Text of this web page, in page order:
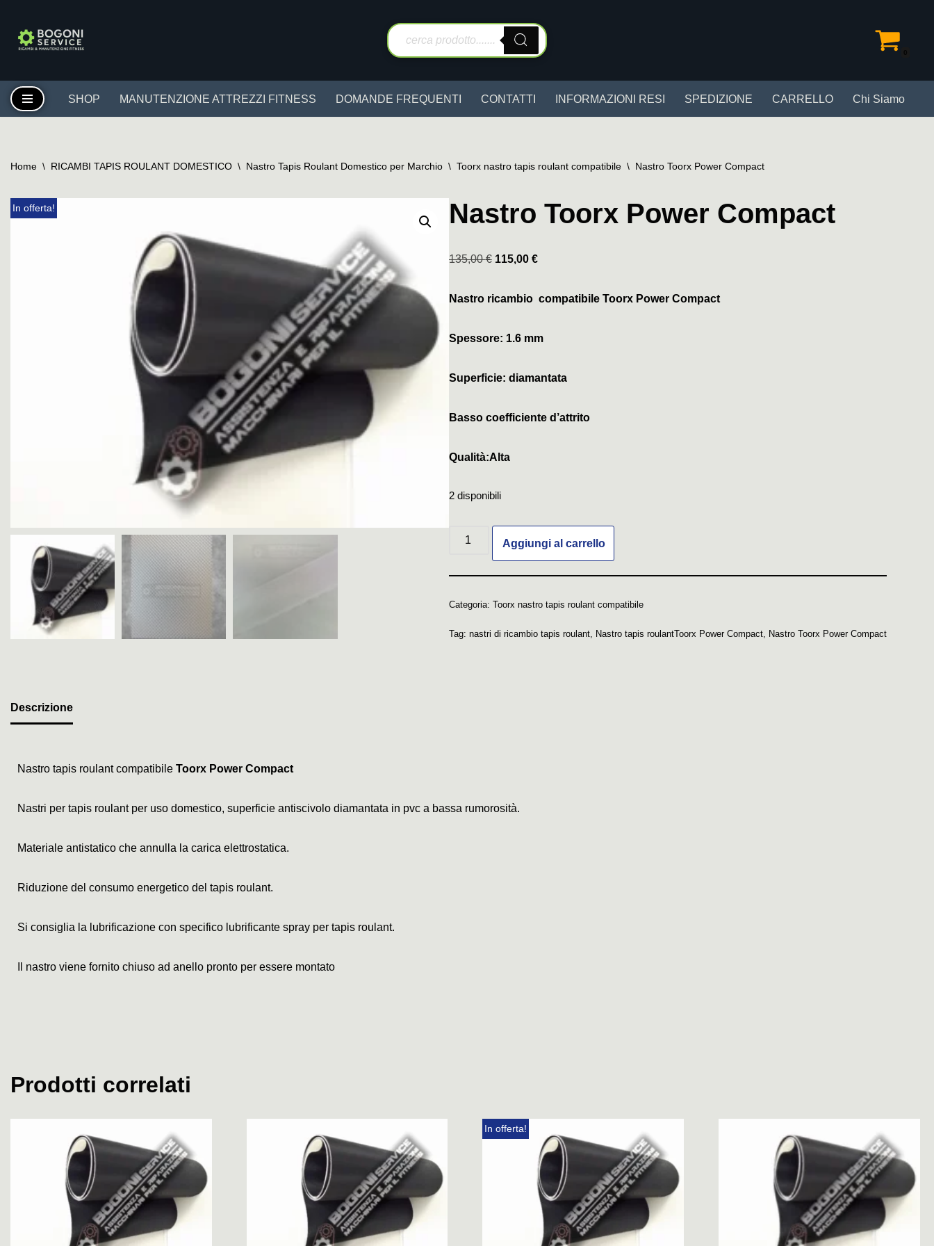
Vai
SHOP MANUTENZIONE ATTREZZI FITNESS DOMANDE FREQUENTI CONTATTI INFORMAZIONI RESI SPEDIZIONE CARRELLO Chi Siamo
Home \ RICAMBI TAPIS ROULANT DOMESTICO \ Nastro Tapis Roulant Domestico per Marchio \ Toorx nastro tapis roulant compatibile \ Nastro Toorx Power Compact
In offerta! Nastro Toorx Power Compact
135,00€ 115,00 €
Nastro ricambio compatibile Toorx Power Compact
Spessore: 1.6 mm
Superficie: diamantata
Basso coefficiente d’attrito
Qualità:Alta
2 disponibili
Aggiungi al carrello
Categoria: Toorx nastro tapis roulant compatibile
Tag: nastri di ricambio tapis roulant, Nastro tapis roulantToorx Power Compact, Nastro Toorx Power Compact
Descrizione
Nastro tapis roulant compatibile Toorx Power Compact
Nastri per tapis roulant per uso domestico, superficie antiscivolo diamantata in pvc a bassa rumorosità.
Materiale antistatico che annulla la carica elettrostatica.
Riduzione del consumo energetico del tapis roulant.
Si consiglia la lubrificazione con specifico lubrificante spray per tapis roulant.
Il nastro viene fornito chiuso ad anello pronto per essere montato
Prodotti correlati
In offerta!